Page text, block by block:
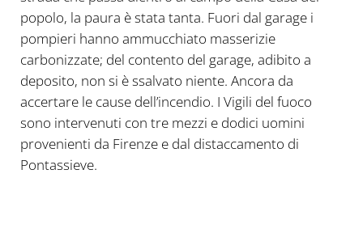
popolo, la paura è stata tanta. Fuori dal garage i
pompieri hanno ammucchiato masserizie
carbonizzate; del contento del garage, adibito a
deposito, non si è ssalvato niente. Ancora da
accertare le cause dell’incendio. I Vigili del fuoco
sono intervenuti con tre mezzi e dodici uomini
provenienti da Firenze e dal distaccamento di
Pontassieve.